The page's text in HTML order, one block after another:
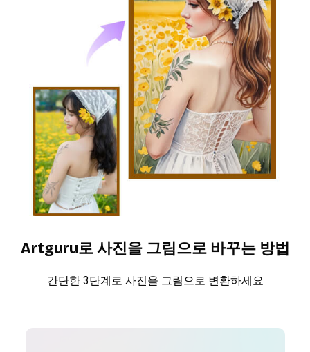
Artguru로 사진을 그림으로 바꾸는 방법
간단한 3단계로 사진을 그림으로 변환하세요